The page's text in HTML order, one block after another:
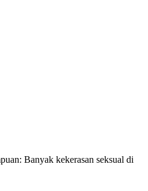
Banyak kekerasan seksual di